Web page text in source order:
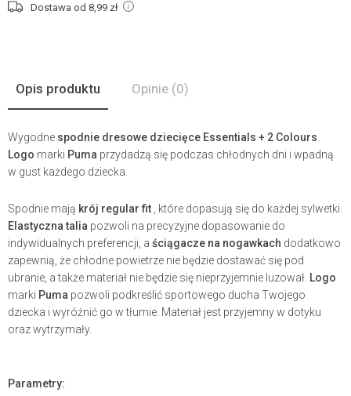
Dostawa od 8,99 zł
Opis produktu Opinie (0)
Wygodne spodnie dresowe dziecięce Essentials + 2 Colours
Logo marki Puma przydadzą się podczas chłodnych dni i wpadną
w gust każdego dziecka.
Spodnie mają krój regular fit , które dopasują się do każdej sylwetki.
Elastyczna talia pozwoli na precyzyjne dopasowanie do
indywidualnych preferencji, a ściągacze na nogawkach dodatkowo
zapewnią, że chłodne powietrze nie będzie dostawać się pod
ubranie, a także materiał nie będzie się nieprzyjemnie luzował. Logo
marki Puma pozwoli podkreślić sportowego ducha Twojego
dziecka i wyróżnić go w tłumie. Materiał jest przyjemny w dotyku
oraz wytrzymały.
Parametry: